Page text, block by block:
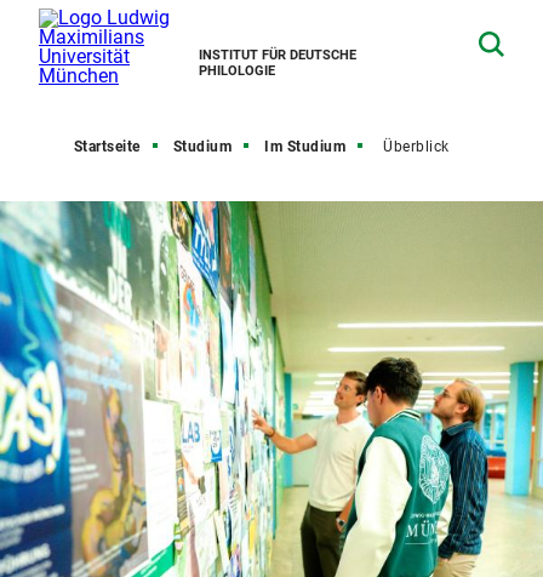
INSTITUT FÜR DEUTSCHE
PHILOLOGIE
Startseite Studium Im Studium Überblick